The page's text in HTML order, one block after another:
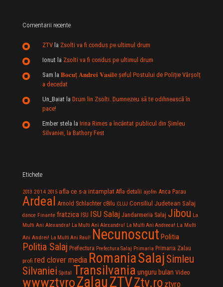
Comentarii recente
ZTV la Zsolti va fi condus pe ultimul drum
Ionut la Zsolti va fi condus pe ultimul drum
Sam la 𝐁𝐨𝐜𝐮ț 𝐀𝐧𝐝𝐫𝐞𝐢 𝐕𝐚𝐬𝐢𝐥e şeful Postului de Poliție Vârșolț
a decedat
Un_Baiat la Drum lin Zsolti. Dumnezeu sã te odihneascã în
pace!
Ember stela la Irina Rimes a încântat publicul din Şimleu
Silvaniei, la Bathory Fest
Etichete
2013 2014 2015 afla ce s-a intamplat Afla detalii ajofm Anca Parau
Ardeal Arnold Schlachter c8ilu CLUJ Consiliul Judetean Salaj
dance Finante fratzica ISU ISU Salaj Jandarmeria Salaj Jibou La
Multi Ani Alexandra! La Multi Ani Alexandru! La Multi Ani Andreea! La Multi
Ani Andrei! La Multi Ani Raul! Necunoscut Politia
Politia Salaj Prefectura Prefectura Salaj Primaria Primaria Zalau
profi red clover media RomaniaSalaj Simleu
Silvaniei Spital Transilvania unguru bulan Video
wwwztvroZalauZTVZtv.ro ztvro